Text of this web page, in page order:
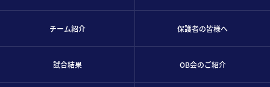
チーム紹介
試合結果
保護者の皆様へ
OB会のご紹介